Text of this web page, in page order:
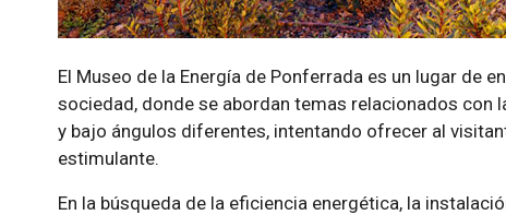
El Museo de la Energía de Ponferrada es un lugar de
sociedad, donde se abordan temas relacionados con
y bajo ángulos diferentes, intentando ofrecer al
estimulante.
En la búsqueda de la eficiencia energética, la